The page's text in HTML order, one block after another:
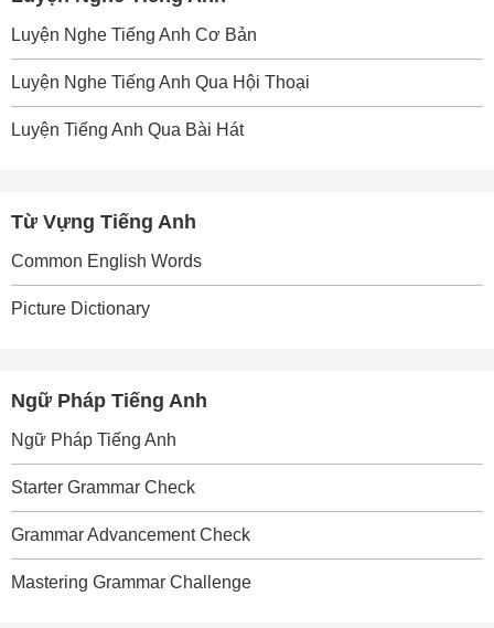
Luyện Nghe Tiếng Anh Cơ Bản
Luyện Nghe Tiếng Anh Qua Hội Thoại
Luyện Tiếng Anh Qua Bài Hát
Từ Vựng Tiếng Anh
Common English Words
Picture Dictionary
Ngữ Pháp Tiếng Anh
Ngữ Pháp Tiếng Anh
Starter Grammar Check
Grammar Advancement Check
Mastering Grammar Challenge